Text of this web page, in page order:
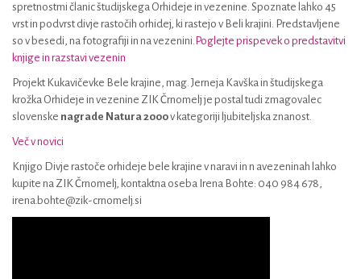
spretnostmi članic študijskega Orhideje in vezenine. Spoznate lahko 45
vrst in podvrst divje rastočih orhidej, ki rastejo v Beli krajini. Predstavljene
so v besedi, na fotografiji in na vezenini. Poglejte prispevek o predstavitvi
knjige in razstavi vezenin
Projekt Kukavičevke Bele krajine, mag. Jerneja Kavška in študijskega
krožka Orhideje in vezenine ZIK Črnomelj je postal tudi zmagovalec
slovenske nagrade Natura 2000v kategoriji ljubiteljska znanost.
Več v novici
Knjigo Divje rastoče orhideje bele krajine v naravi in n avezeninah lahko
kupite na ZIK Črnomelj, kontaktna oseba Irena Bohte: 040 984 678,
irena.bohte@zik-crnomelj.si